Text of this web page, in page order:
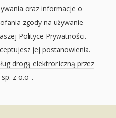
oraz informacje o
zgody na używanie
Polityce Prywatności.
jej postanowienia.
drogą elektroniczną przez
sp. z o.o. .